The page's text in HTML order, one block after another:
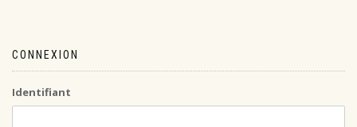
CONNEXION
Identifiant